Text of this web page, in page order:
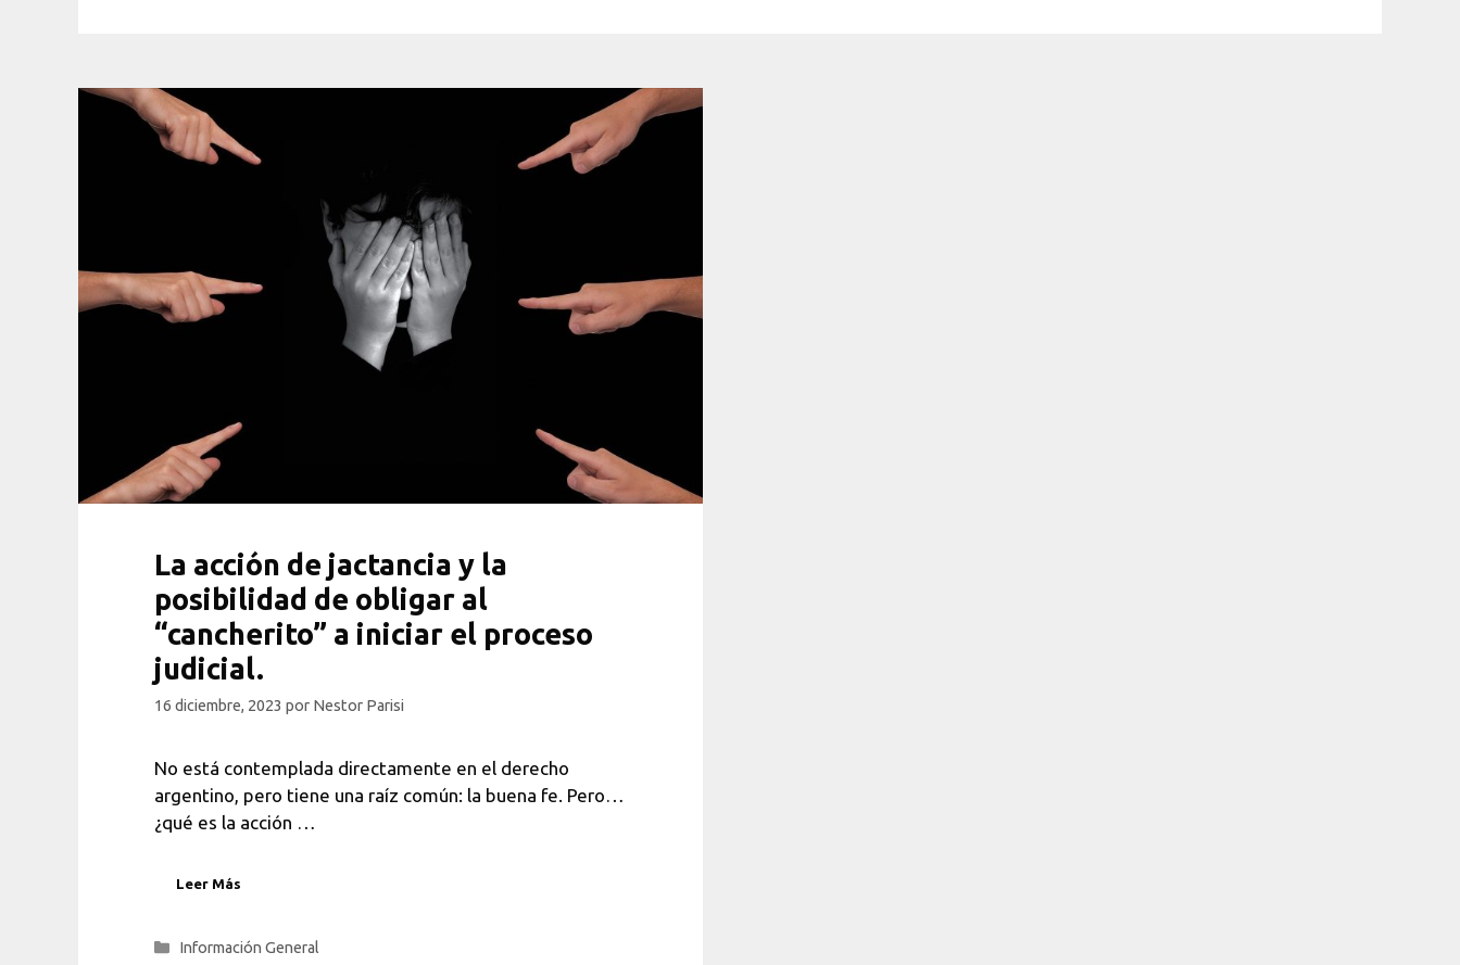
La acción de jactancia y la
posibilidad de obligar al
“cancherito” a iniciar el proceso
judicial.
16 diciembre, 2023 por Nestor Parisi
No está contemplada directamente en el derecho
argentino, pero tiene una raíz común: la buena fe. Pero…
¿qué es la acción …
Leer Más
Categorías
Información General